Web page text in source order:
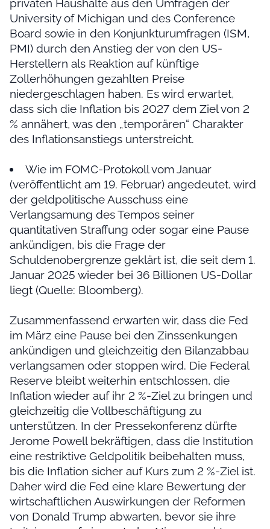
privaten Haushalte aus den Umfragen der
University of Michigan und des Conference
Board sowie in den Konjunkturumfragen (ISM,
PMI) durch den Anstieg der von den US-
Herstellern als Reaktion auf künftige
Zollerhöhungen gezahlten Preise
niedergeschlagen haben. Es wird erwartet,
dass sich die Inflation bis 2027 dem Ziel von 2
% annähert, was den „temporären“ Charakter
des Inflationsanstiegs unterstreicht.
Wie im FOMC-Protokoll vom Januar
(veröffentlicht am 19. Februar) angedeutet, wird
der geldpolitische Ausschuss eine
Verlangsamung des Tempos seiner
quantitativen Straffung oder sogar eine Pause
ankündigen, bis die Frage der
Schuldenobergrenze geklärt ist, die seit dem 1.
Januar 2025 wieder bei 36 Billionen US-Dollar
liegt (Quelle: Bloomberg).
Zusammenfassend erwarten wir, dass die Fed
im März eine Pause bei den Zinssenkungen
ankündigen und gleichzeitig den Bilanzabbau
verlangsamen oder stoppen wird. Die Federal
Reserve bleibt weiterhin entschlossen, die
Inflation wieder auf ihr 2 %-Ziel zu bringen und
gleichzeitig die Vollbeschäftigung zu
unterstützen. In der Pressekonferenz dürfte
Jerome Powell bekräftigen, dass die Institution
eine restriktive Geldpolitik beibehalten muss,
bis die Inflation sicher auf Kurs zum 2 %-Ziel ist.
Daher wird die Fed eine klare Bewertung der
wirtschaftlichen Auswirkungen der Reformen
von Donald Trump abwarten, bevor sie ihre